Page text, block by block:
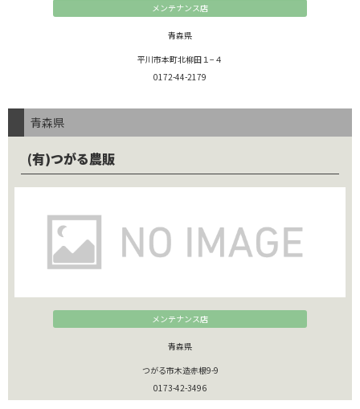
メンテナンス店
青森県
平川市本町北柳田１−４
0172-44-2179
青森県
(有)つがる農販
メンテナンス店
青森県
つがる市木造赤根9-9
0173-42-3496